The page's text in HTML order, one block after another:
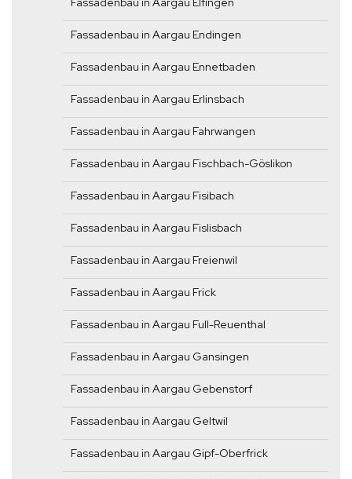
Fassadenbau in Aargau Endingen
Fassadenbau in Aargau Ennetbaden
Fassadenbau in Aargau Erlinsbach
Fassadenbau in Aargau Fahrwangen
Fassadenbau in Aargau Fischbach-Göslikon
Fassadenbau in Aargau Fisibach
Fassadenbau in Aargau Fislisbach
Fassadenbau in Aargau Freienwil
Fassadenbau in Aargau Frick
Fassadenbau in Aargau Full-Reuenthal
Fassadenbau in Aargau Gansingen
Fassadenbau in Aargau Gebenstorf
Fassadenbau in Aargau Geltwil
Fassadenbau in Aargau Gipf-Oberfrick